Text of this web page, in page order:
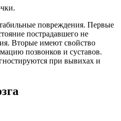
повреждения. Первые
пострадавшего не
Вторые имеют свойство
позвонков и суставов.
при вывихах и